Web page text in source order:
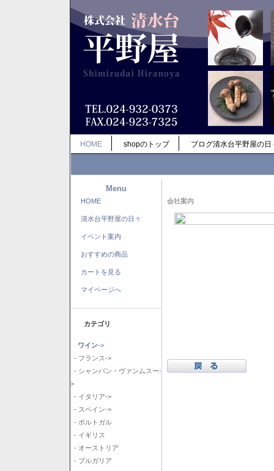
HOME shopのトップ ブログ清水台平野屋の日
Menu
HOME
清水台平野屋の日々
イベント案内
おすすめの商品
カートを見る
マイページへ
カテゴリ
ワイン->
- フランス->
- シャンパン・ヴァンムスー-
>
- イタリア->
- スペイン->
- ポルトガル
- イギリス
- オーストリア
- ブルガリア
会社案内